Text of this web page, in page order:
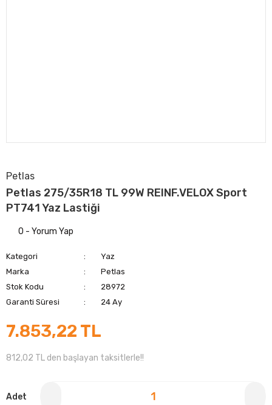
Petlas
Petlas 275/35R18 TL 99W REINF.VELOX Sport
PT741 Yaz Lastiği
0 - Yorum Yap
Kategori
Yaz
Marka
Petlas
Stok Kodu
28972
Garanti Süresi
24 Ay
7.853,22 TL
812,02 TL den başlayan taksitlerle!!
Adet